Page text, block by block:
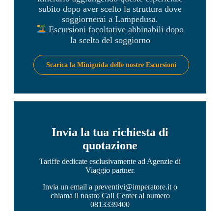
subito dopo aver scelto la struttura dove
soggiornerai a Lampedusa.
Escursioni facoltative abbinabili dopo
la scelta del soggiorno
Scarica la Miniguida delle nostre Escursioni
Invia la tua richiesta di
quotazione
Tariffe dedicate esclusivamente ad Agenzie di
Viaggio partner.
Invia un email a preventivi@imperatore.it o
chiama il nostro Call Center al numero
0813339400